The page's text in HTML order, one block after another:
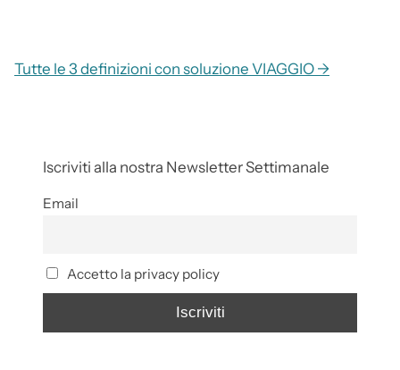
Tutte le 3 definizioni con soluzione VIAGGIO →
Iscriviti alla nostra Newsletter Settimanale
Email
Accetto la privacy policy